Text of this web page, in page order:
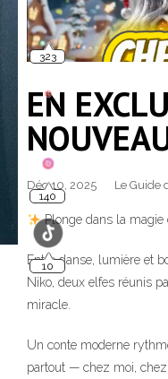
EN
Déc 10, 2025 Le Guide
Plonge dans la magie
Entre danse, lumière et
Niko, deux elfes réunis
miracle.
Un conte moderne
partout — chez moi,
323
140
10